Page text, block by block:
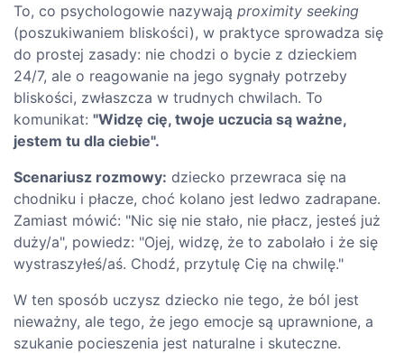
To, co psychologowie nazywają proximity seeking
(poszukiwaniem bliskości), w praktyce sprowadza się
do prostej zasady: nie chodzi o bycie z dzieckiem
24/7, ale o reagowanie na jego sygnały potrzeby
bliskości, zwłaszcza w trudnych chwilach. To
komunikat: "Widzę cię, twoje uczucia są ważne,
jestem tu dla ciebie".
Scenariusz rozmowy: dziecko przewraca się na
chodniku i płacze, choć kolano jest ledwo zadrapane.
Zamiast mówić: "Nic się nie stało, nie płacz, jesteś już
duży/a", powiedz: "Ojej, widzę, że to zabolało i że się
wystraszyłeś/aś. Chodź, przytulę Cię na chwilę."
W ten sposób uczysz dziecko nie tego, że ból jest
nieważny, ale tego, że jego emocje są uprawnione, a
szukanie pocieszenia jest naturalne i skuteczne.